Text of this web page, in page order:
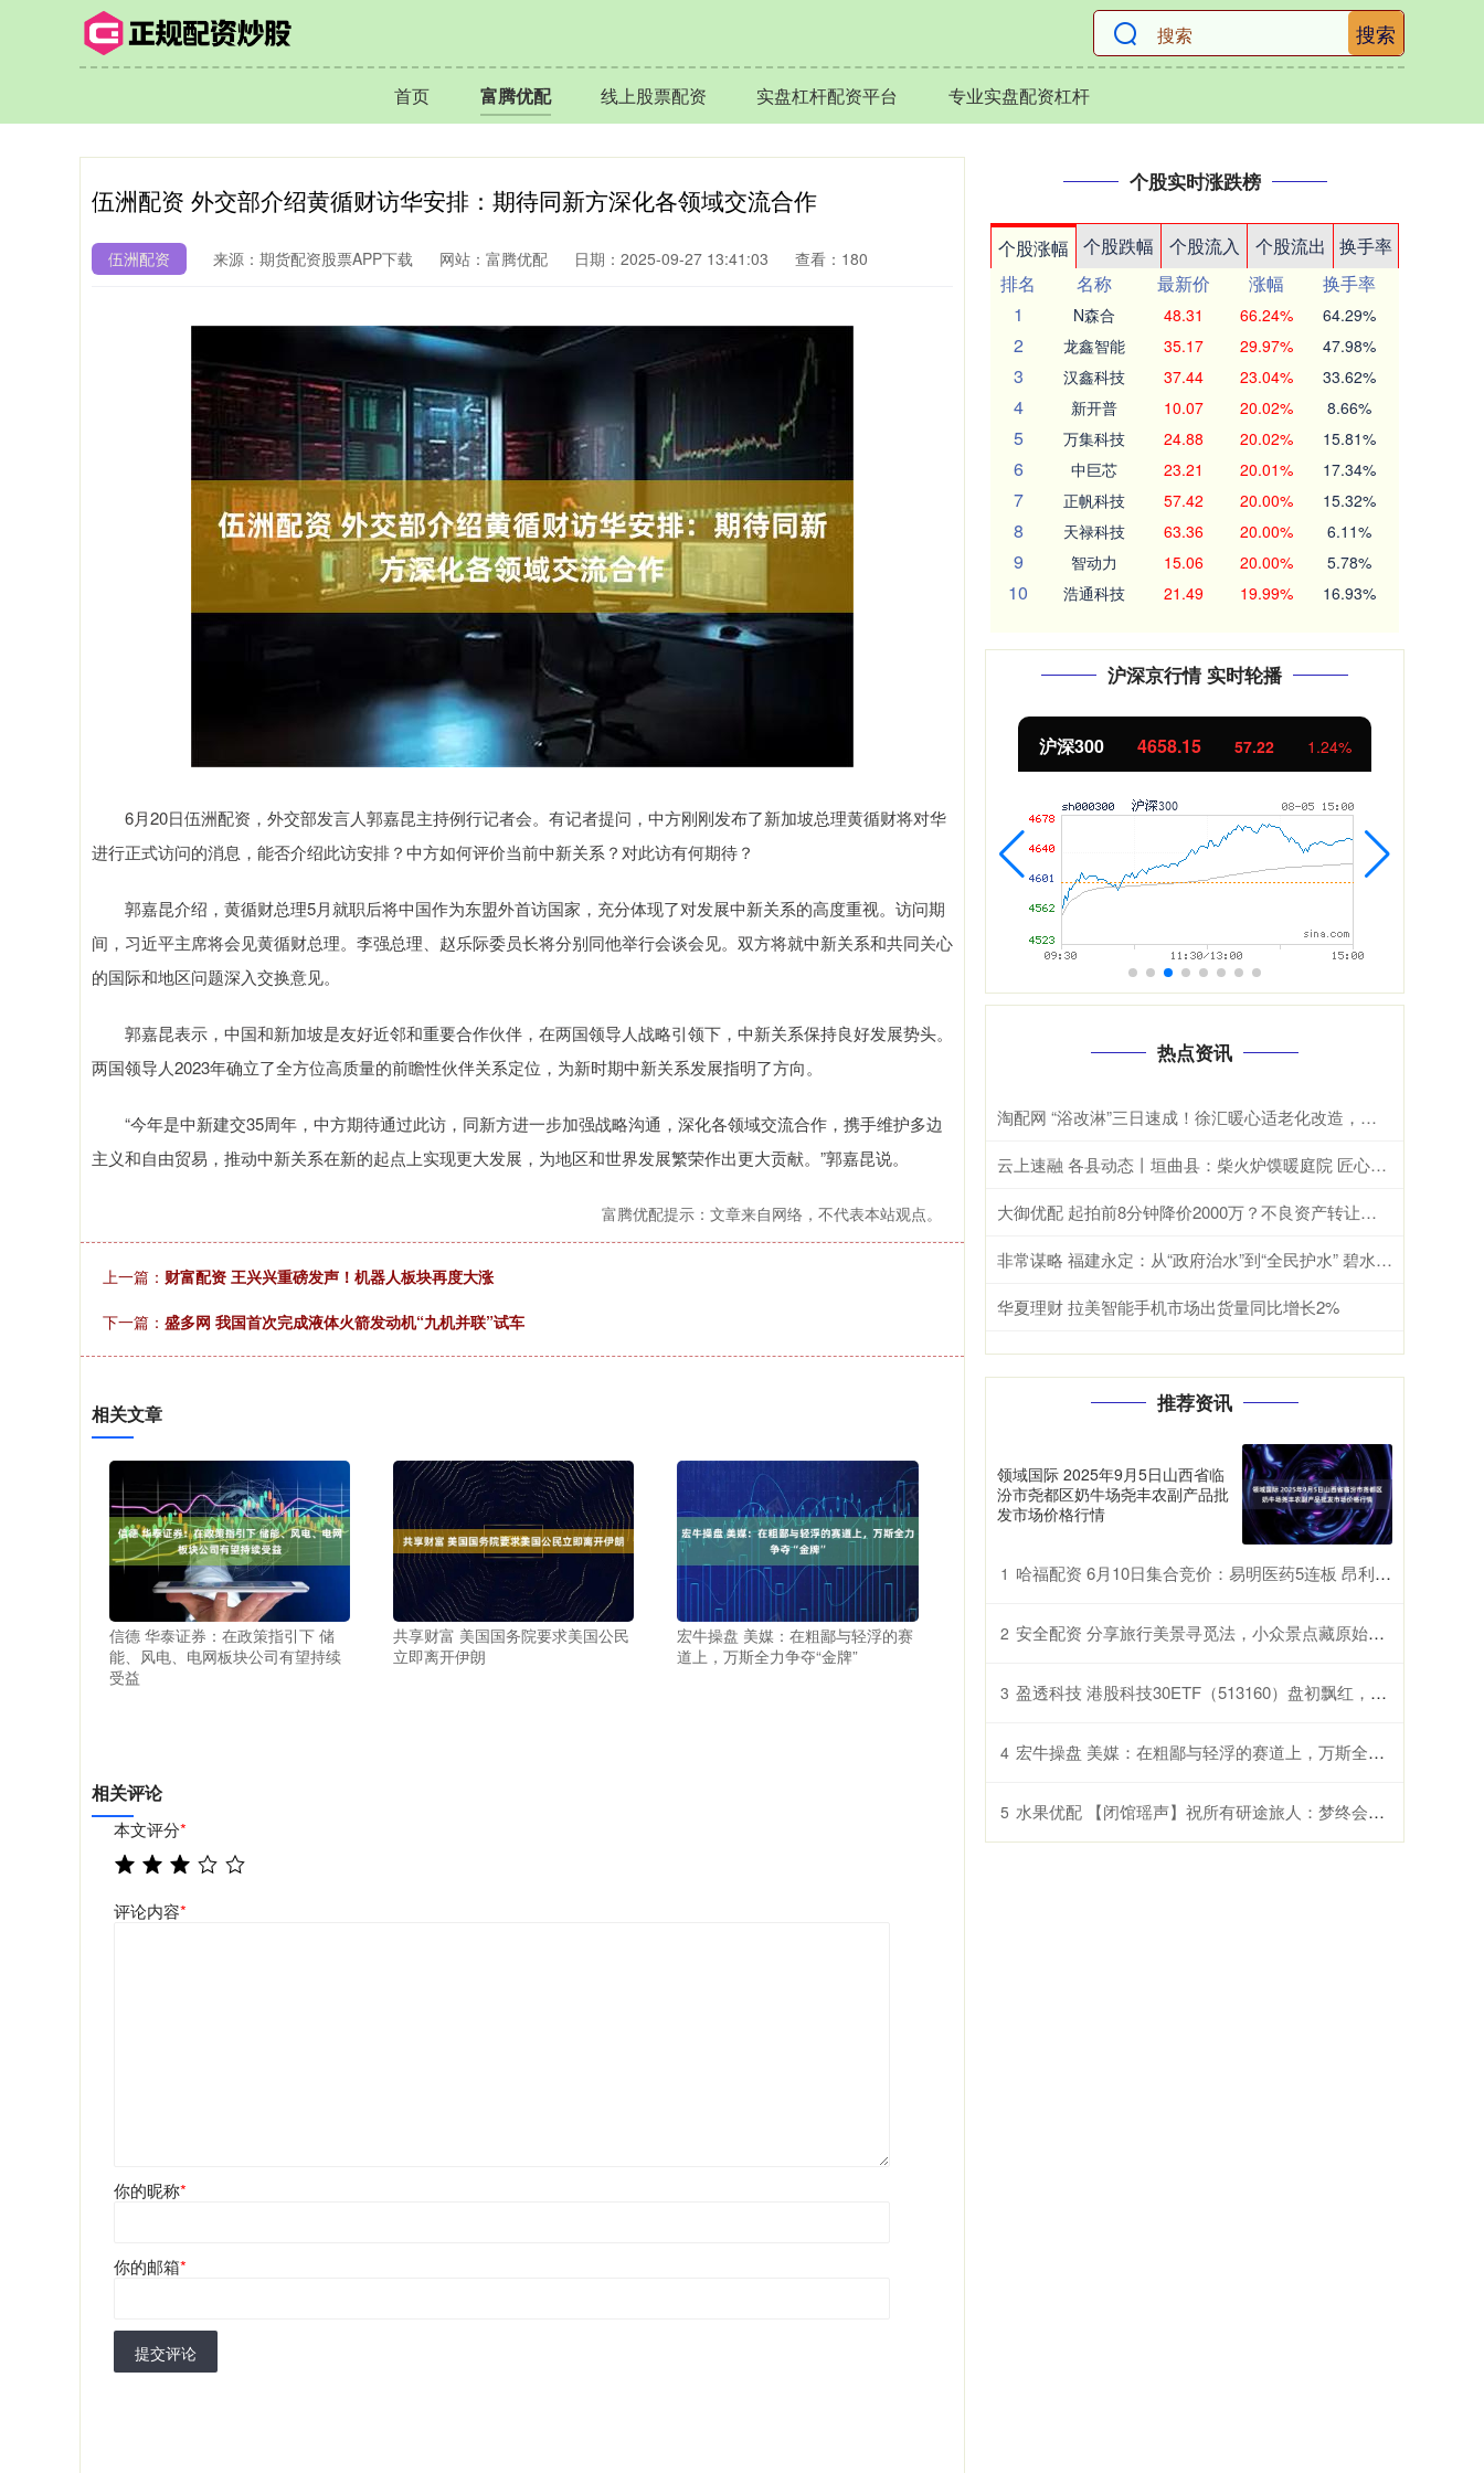
搜索
首页 富腾优配 线上股票配资 实盘杠杆配资平台 专业实盘配资杠杆
伍洲配资 外交部介绍黄循财访华安排：期待同新方深化各领域交流合作
伍洲配资 来源：期货配资股票APP下载 网站：富腾优配 日期：2025-09-27 13:41:03 查看：180
6月20日伍洲配资，外交部发言人郭嘉昆主持例行记者会。有记者提问，中方刚刚发布了新加坡总理黄循财将对华
进行正式访问的消息，能否介绍此访安排？中方如何评价当前中新关系？对此访有何期待？
郭嘉昆介绍，黄循财总理5月就职后将中国作为东盟外首访国家，充分体现了对发展中新关系的高度重视。访问期
间，习近平主席将会见黄循财总理。李强总理、赵乐际委员长将分别同他举行会谈会见。双方将就中新关系和共同关心
的国际和地区问题深入交换意见。
郭嘉昆表示，中国和新加坡是友好近邻和重要合作伙伴，在两国领导人战略引领下，中新关系保持良好发展势头。
两国领导人2023年确立了全方位高质量的前瞻性伙伴关系定位，为新时期中新关系发展指明了方向。
“今年是中新建交35周年，中方期待通过此访，同新方进一步加强战略沟通，深化各领域交流合作，携手维护多边
主义和自由贸易，推动中新关系在新的起点上实现更大发展，为地区和世界发展繁荣作出更大贡献。”郭嘉昆说。
富腾优配提示：文章来自网络，不代表本站观点。
上一篇： 财富配资 王兴兴重磅发声！机器人板块再度大涨
下一篇： 盛多网 我国首次完成液体火箭发动机“九机并联”试车
相关文章
信德 华泰证券：在政策指引下 储
能、风电、电网板块公司有望持续
受益
共享财富 美国国务院要求美国公民
立即离开伊朗
宏牛操盘 美媒：在粗鄙与轻浮的赛
道上，万斯全力争夺“金牌”
相关评论
本文评分*
评论内容*
你的昵称*
你的邮箱*
提交评论
个股实时涨跌榜
个股涨幅 个股跌幅 个股流入 个股流出
换手率
排名
名称 最新价 涨幅
换手率
1
N森合 48.31 66.24% 64.29%
2 龙鑫智能 35.17 29.97% 47.98%
3 汉鑫科技 37.44 23.04% 33.62%
4 新开普 10.07 20.02% 8.66%
5 万集科技 24.88 20.02% 15.81%
6 中巨芯 23.21 20.01% 17.34%
7 正帆科技 57.42 20.00% 15.32%
8 天禄科技 63.36 20.00% 6.11%
9 智动力 15.06 20.00% 5.78%
10 浩通科技 21.49 19.99% 16.93%
沪深京行情 实时轮播
56.15 1.47% 沪深300 4658.15 57.22 1.24%
热点资讯
淘配网 “浴改淋”三日速成！徐汇暖心适老化改造，守护老人夏日洗浴安全
云上速融 各县动态丨垣曲县：柴火炉馍暖庭院 匠心手艺品年味
大御优配 起拍前8分钟降价2000万？不良资产转让火爆背后的隐秘交易
非常谋略 福建永定：从“政府治水”到“全民护水” 碧水清流绘就乡村美与富_永定区_区域_谢雪林
华夏理财 拉美智能手机市场出货量同比增长2%
推荐资讯
领域国际 2025年9月5日山西省临
汾市尧都区奶牛场尧丰农副产品批
发市场价格行情
1 哈福配资 6月10日集合竞价：易明医药5连板 昂利康3连板
2 安全配资 分享旅行美景寻觅法，小众景点藏原始生活质感
3 盈透科技 港股科技30ETF（513160）盘初飘红，第一大权重股阿里巴巴-W连续20日获南向资金净买入
4 宏牛操盘 美媒：在粗鄙与轻浮的赛道上，万斯全力争夺“金牌”
5 水果优配 【闭馆瑶声】祝所有研途旅人：梦终会「闪耀」——2025年12月闭馆音乐歌单